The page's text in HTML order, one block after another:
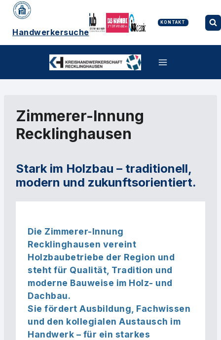
Zum
Inhalt
Handwerkersuche
KONTAKT
Zimmerer-Innung
Recklinghausen
Stark im Holzbau – traditionell,
modern und zukunftsorientiert.
Die Zimmerer-Innung
Recklinghausen vereint
Holzbaubetriebe der Region und
steht für Qualität, Tradition und
moderne Bauweise im Holz- und
Dachbau.
Sie fördert Ausbildung, Fachwissen
und den kollegialen Austausch im
Handwerk – für ein starkes